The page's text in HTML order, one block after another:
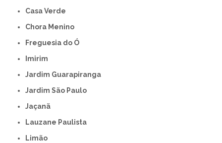
Casa Verde
Chora Menino
Freguesia do Ó
Imirim
Jardim Guarapiranga
Jardim São Paulo
Jaçanã
Lauzane Paulista
Limão